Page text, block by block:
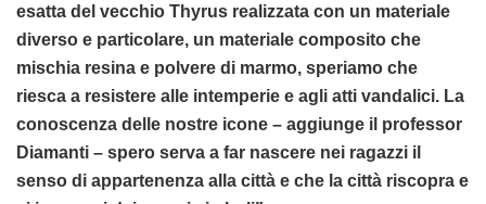
esatta del vecchio Thyrus realizzata con un materiale
diverso e particolare, un materiale composito che
mischia resina e polvere di marmo, speriamo che
riesca a resistere alle intemperie e agli atti vandalici. La
conoscenza delle nostre icone – aggiunge il professor
Diamanti – spero serva a far nascere nei ragazzi il
senso di appartenenza alla città e che la città riscopra e